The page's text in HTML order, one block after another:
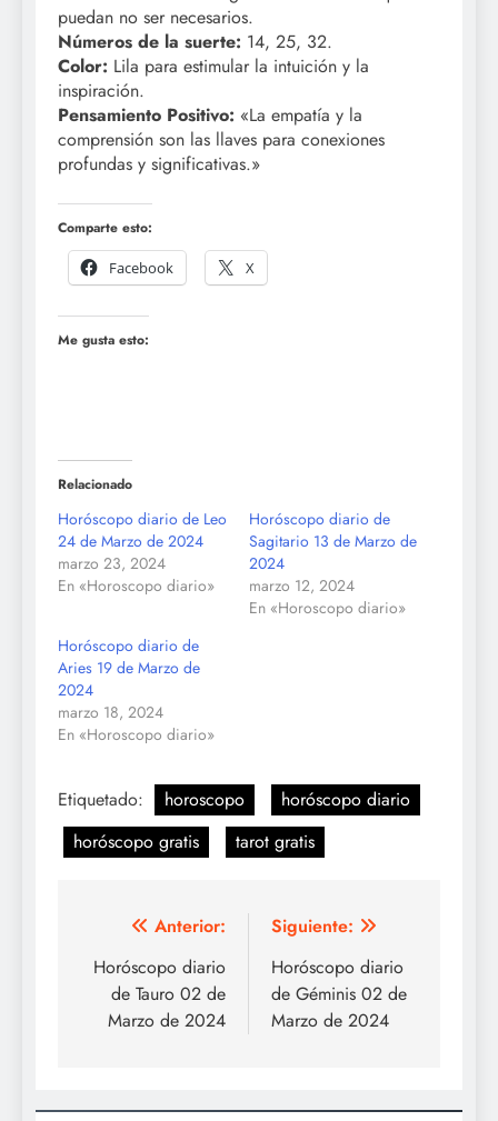
puedan no ser necesarios.
Números de la suerte: 14, 25, 32.
Color: Lila para estimular la intuición y la
inspiración.
Pensamiento Positivo: «La empatía y la
comprensión son las llaves para conexiones
profundas y significativas.»
Comparte esto:
Facebook
X
Me gusta esto:
Relacionado
Horóscopo diario de Leo
24 de Marzo de 2024
marzo 23, 2024
En «Horoscopo diario»
Horóscopo diario de
Sagitario 13 de Marzo de
2024
marzo 12, 2024
En «Horoscopo diario»
Horóscopo diario de
Aries 19 de Marzo de
2024
marzo 18, 2024
En «Horoscopo diario»
Etiquetado: horoscopo
horóscopo diario
horóscopo gratis
tarot gratis
Navegación
de
entradas
Anterior:
Horóscopo diario
de Tauro 02 de
Marzo de 2024
Siguiente:
Horóscopo diario
de Géminis 02 de
Marzo de 2024